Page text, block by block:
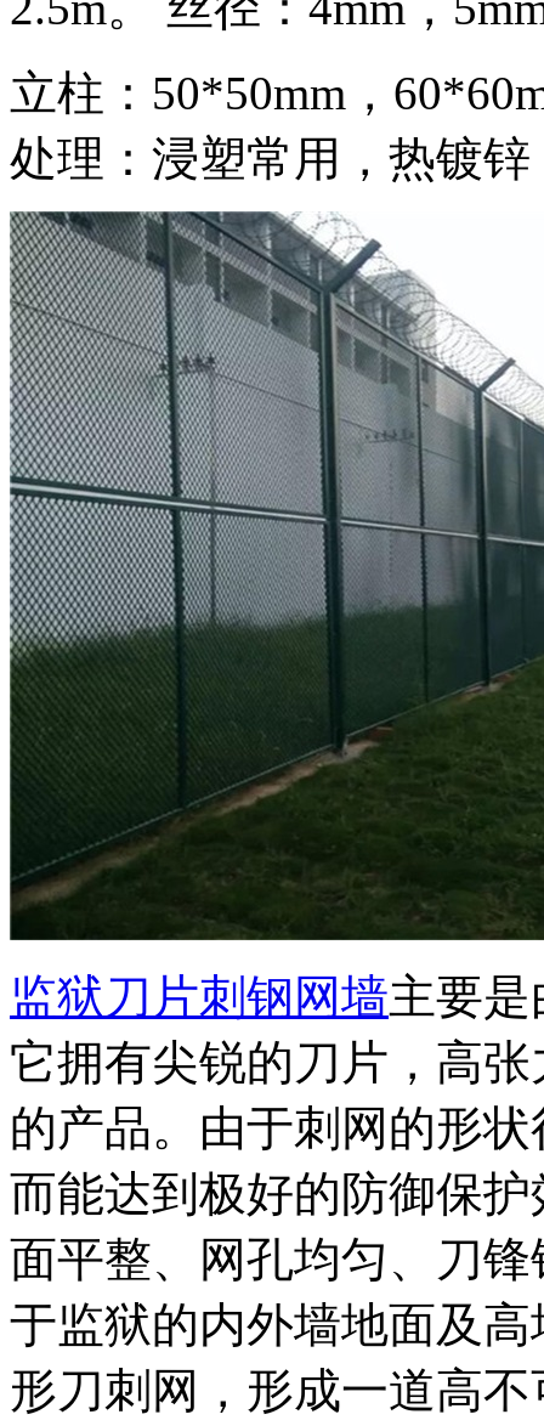
立柱：50*50mm，
处理：浸塑常用，热镀
监狱刀片刺钢网墙主要
它拥有尖锐的刀片，高
的产品。由于刺网的形
而能达到极好的防御保
面平整、网孔均匀、刀
于监狱的内外墙地面及
形刀刺网，形成一道高